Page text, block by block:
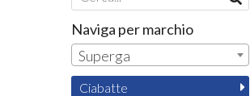
Naviga per marchio
Superga
Ciabatte